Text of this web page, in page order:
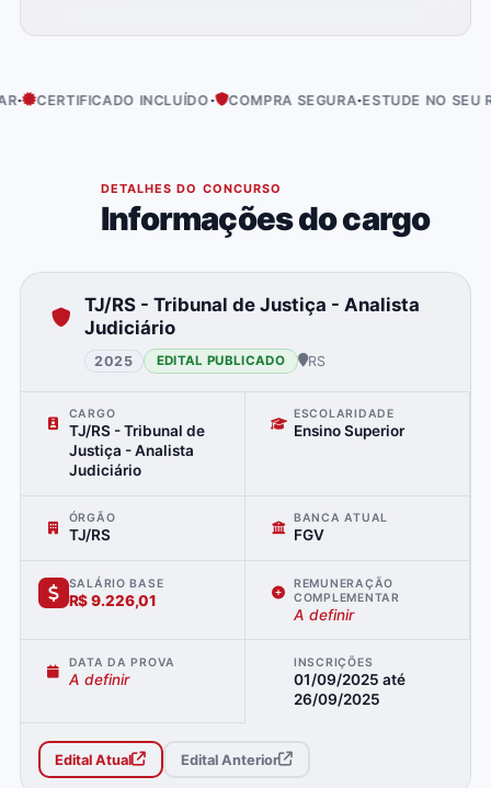
INCLUÍDO· COMPRA SEGURA ·ESTUDE NO SEU RITMO·
DETALHES DO CONCURSO
Informações do cargo
TJ/RS - Tribunal de Justiça - Analista
Judiciário
2025 EDITAL PUBLICADO RS
CARGO
TJ/RS - Tribunal de
Justiça - Analista
Judiciário
ESCOLARIDADE
Ensino Superior
ÓRGÃO
TJ/RS
BANCA ATUAL
FGV
SALÁRIO BASE
R$ 9.226,01
REMUNERAÇÃO
COMPLEMENTAR
A definir
DATA DA PROVA
A definir
INSCRIÇÕES
01/09/2025 até
26/09/2025
Edital Atual Edital Anterior